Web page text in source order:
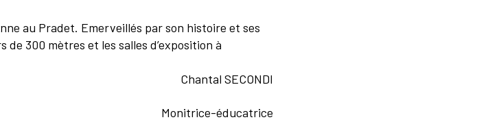
au Pradet. Emerveillés par son histoire et ses
300 mètres et les salles d’exposition à
Chantal SECONDI
Monitrice-éducatrice